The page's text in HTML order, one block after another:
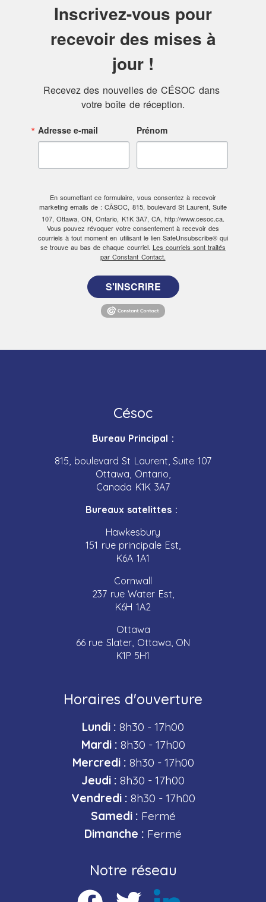
Inscrivez-vous pour
recevoir des mises à
jour !
Recevez des nouvelles de CÉSOC dans
votre boîte de réception.
Adresse e-mail Prénom
En soumettant ce formulaire, vous consentez à recevoir
marketing emails de : CÃSOC, 815, boulevard St Laurent, Suite
107, Ottawa, ON, Ontario, K1K 3A7, CA, http://www.cesoc.ca.
Vous pouvez révoquer votre consentement à recevoir des
courriels à tout moment en utilisant le lien SafeUnsubscribe® qui
se trouve au bas de chaque courriel. Les courriels sont traités
par Constant Contact.
S'INSCRIRE
Césoc
Bureau Principal :
815, boulevard St Laurent, Suite 107
Ottawa, Ontario,
Canada K1K 3A7
Bureaux satelittes :
Hawkesbury
151 rue principale Est,
K6A 1A1
Cornwall
237 rue Water Est,
K6H 1A2
Ottawa
66 rue Slater, Ottawa, ON
K1P 5H1
Horaires d'ouverture
Lundi : 8h30 - 17h00
Mardi : 8h30 - 17h00
Mercredi : 8h30 - 17h00
Jeudi : 8h30 - 17h00
Vendredi : 8h30 - 17h00
Samedi : Fermé
Dimanche : Fermé
Notre réseau